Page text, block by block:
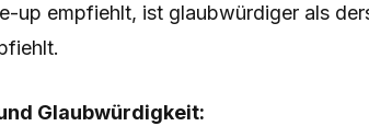
up empfiehlt, ist glaubwürdiger als
Glaubwürdigkeit: